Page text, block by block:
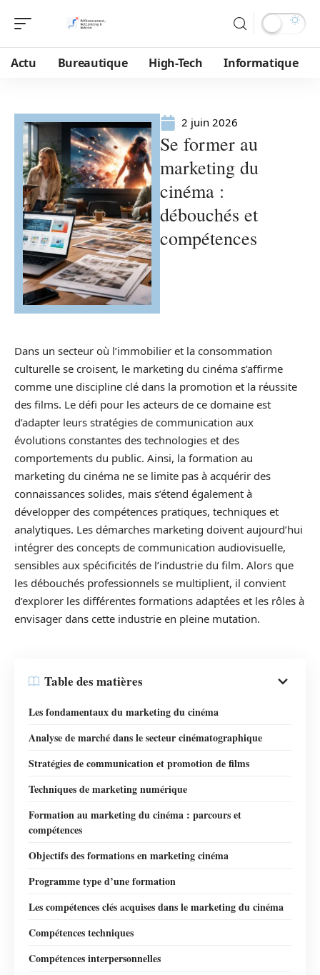
Actu Bureautique High-Tech Informatique
2 juin 2026
Se former au
marketing du
cinéma :
débouchés et
compétences
Dans un secteur où l’immobilier et la consommation
culturelle se croisent, le marketing du cinéma s’affirme
comme une discipline clé dans la promotion et la réussite
des films. Le défi pour les acteurs de ce domaine est
d’adapter leurs stratégies de communication aux
évolutions constantes des technologies et des
comportements du public. Ainsi, la formation au
marketing du cinéma ne se limite pas à acquérir des
connaissances solides, mais s’étend également à
développer des compétences pratiques, techniques et
analytiques. Les démarches marketing doivent aujourd’hui
intégrer des concepts de communication audiovisuelle,
sensibles aux spécificités de l’industrie du film. Alors que
les débouchés professionnels se multiplient, il convient
d’explorer les différentes formations adaptées et les rôles à
envisager dans cette industrie en pleine mutation.
Table des matières
Les fondamentaux du marketing du cinéma
Analyse de marché dans le secteur cinématographique
Stratégies de communication et promotion de films
Techniques de marketing numérique
Formation au marketing du cinéma : parcours et
compétences
Objectifs des formations en marketing cinéma
Programme type d’une formation
Les compétences clés acquises dans le marketing du cinéma
Compétences techniques
Compétences interpersonnelles